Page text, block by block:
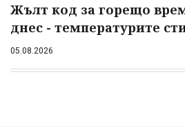
Жълт код за горещо
днес - температурите
05.08.2026